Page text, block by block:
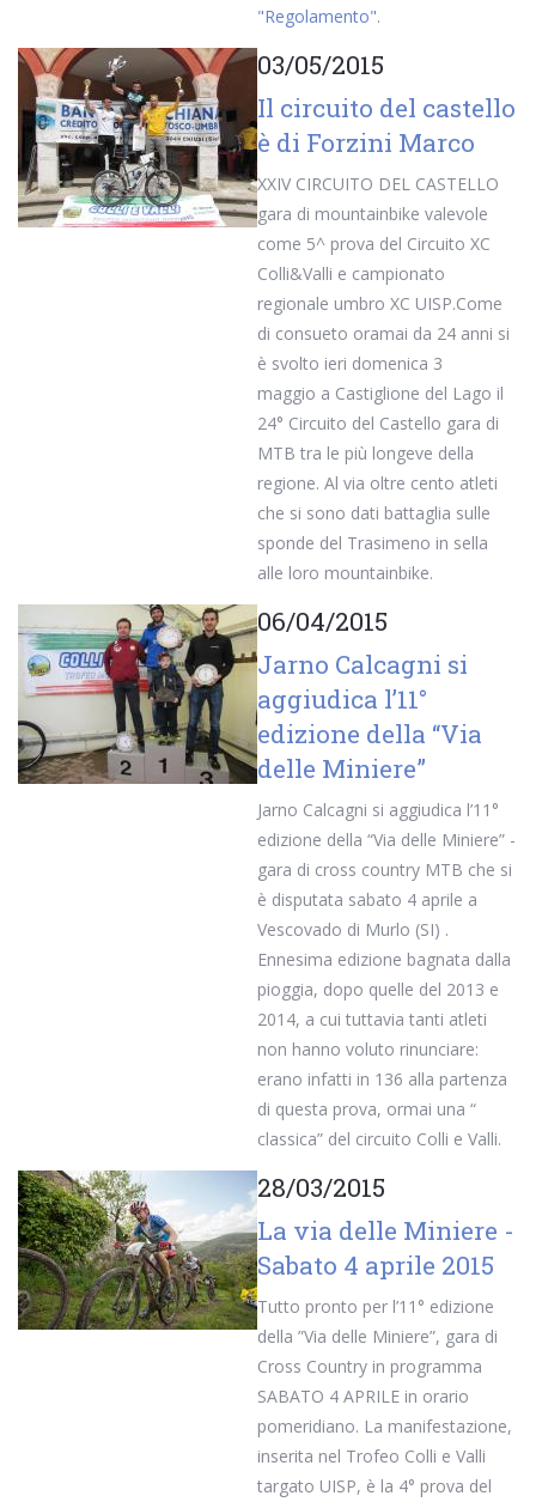
"Regolamento".
03/05/2015
Il circuito del castello
è di Forzini Marco
XXIV CIRCUITO DEL CASTELLO
gara di mountainbike valevole
come 5^ prova del Circuito XC
Colli&Valli e campionato
regionale umbro XC UISP.Come
di consueto oramai da 24 anni si
è svolto ieri domenica 3
maggio a Castiglione del Lago il
24° Circuito del Castello gara di
MTB tra le più longeve della
regione. Al via oltre cento atleti
che si sono dati battaglia sulle
sponde del Trasimeno in sella
alle loro mountainbike.
06/04/2015
Jarno Calcagni si
aggiudica l’11°
edizione della “Via
delle Miniere”
Jarno Calcagni si aggiudica l’11°
edizione della “Via delle Miniere” -
gara di cross country MTB che si
è disputata sabato 4 aprile a
Vescovado di Murlo (SI) .
Ennesima edizione bagnata dalla
pioggia, dopo quelle del 2013 e
2014, a cui tuttavia tanti atleti
non hanno voluto rinunciare:
erano infatti in 136 alla partenza
di questa prova, ormai una “
classica” del circuito Colli e Valli.
28/03/2015
La via delle Miniere -
Sabato 4 aprile 2015
Tutto pronto per l’11° edizione
della ”Via delle Miniere”, gara di
Cross Country in programma
SABATO 4 APRILE in orario
pomeridiano. La manifestazione,
inserita nel Trofeo Colli e Valli
targato UISP, è la 4° prova del